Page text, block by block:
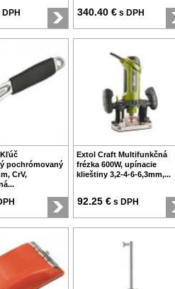
DPH 340.40 € s DPH
pochrómovaný
CrV,
Extol Craft Multifunkčná
frézka 600W, upínacie
klieštiny 3,2-4-6-6,3mm,...
92.25 € s DPH